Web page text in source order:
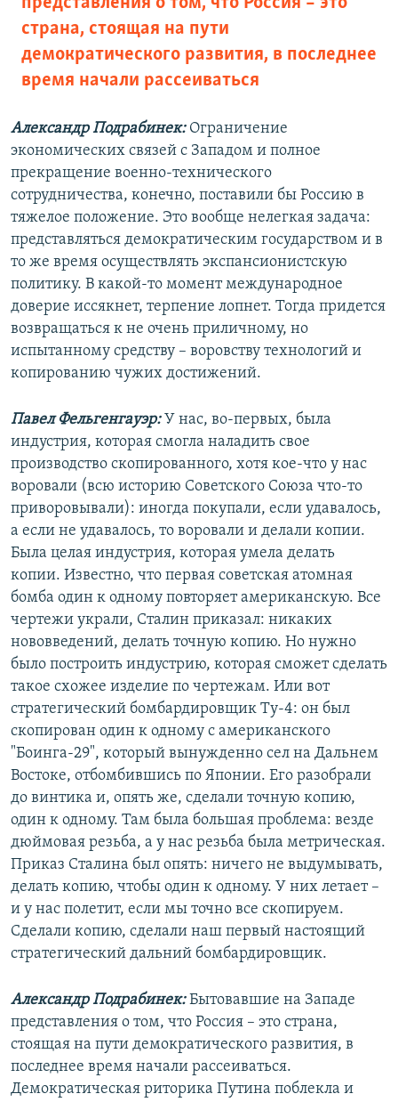
страна, стоящая на пути
демократического развития, в последнее
время начали рассеиваться
Александр Подрабинек:Ограничение
экономических связей с Западом и полное
прекращение военно-технического
сотрудничества, конечно, поставили бы Россию в
тяжелое положение. Это вообще нелегкая задача:
представляться демократическим государством и в
то же время осуществлять экспансионистскую
политику. В какой-то момент международное
доверие иссякнет, терпение лопнет. Тогда придется
возвращаться к не очень приличному, но
испытанному средству – воровству технологий и
копированию чужих достижений.
Павел Фельгенгауэр: У нас, во-первых, была
индустрия, которая смогла наладить свое
производство скопированного, хотя кое-что у нас
воровали (всю историю Советского Союза что-то
приворовывали): иногда покупали, если удавалось,
а если не удавалось, то воровали и делали копии.
Была целая индустрия, которая умела делать
копии. Известно, что первая советская атомная
бомба один к одному повторяет американскую. Все
чертежи украли, Сталин приказал: никаких
нововведений, делать точную копию. Но нужно
было построить индустрию, которая сможет сделать
такое схожее изделие по чертежам. Или вот
стратегический бомбардировщик Ту-4: он был
скопирован один к одному с американского
"Боинга-29", который вынужденно сел на Дальнем
Востоке, отбомбившись по Японии. Его разобрали
до винтика и, опять же, сделали точную копию,
один к одному. Там была большая проблема: везде
дюймовая резьба, а у нас резьба была метрическая.
Приказ Сталина был опять: ничего не выдумывать,
делать копию, чтобы один к одному. У них летает –
и у нас полетит, если мы точно все скопируем.
Сделали копию, сделали наш первый настоящий
стратегический дальний бомбардировщик.
Александр Подрабинек:Бытовавшие на Западе
представления о том, что Россия – это страна,
стоящая на пути демократического развития, в
последнее время начали рассеиваться.
Демократическая риторика Путина поблекла и